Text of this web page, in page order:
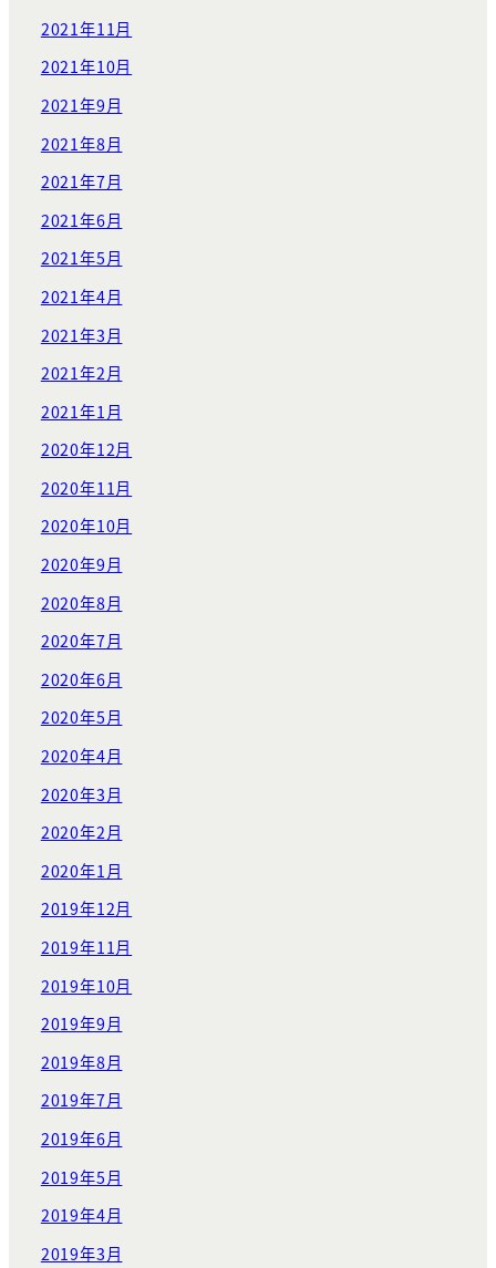
2021年11月
2021年10月
2021年9月
2021年8月
2021年7月
2021年6月
2021年5月
2021年4月
2021年3月
2021年2月
2021年1月
2020年12月
2020年11月
2020年10月
2020年9月
2020年8月
2020年7月
2020年6月
2020年5月
2020年4月
2020年3月
2020年2月
2020年1月
2019年12月
2019年11月
2019年10月
2019年9月
2019年8月
2019年7月
2019年6月
2019年5月
2019年4月
2019年3月